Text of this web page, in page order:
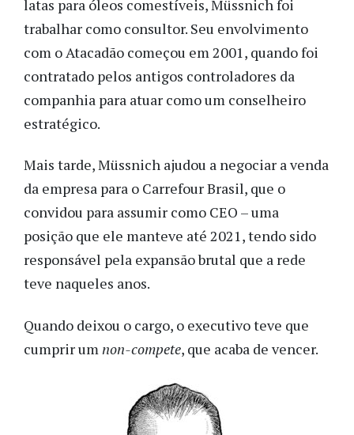
latas para óleos comestíveis, Müssnich foi
trabalhar como consultor. Seu envolvimento
com o Atacadão começou em 2001, quando foi
contratado pelos antigos controladores da
companhia para atuar como um conselheiro
estratégico.
Mais tarde, Müssnich ajudou a negociar a venda
da empresa para o Carrefour Brasil, que o
convidou para assumir como CEO – uma
posição que ele manteve até 2021, tendo sido
responsável pela expansão brutal que a rede
teve naqueles anos.
Quando deixou o cargo, o executivo teve que
cumprir umnon-compete, que acaba de vencer.